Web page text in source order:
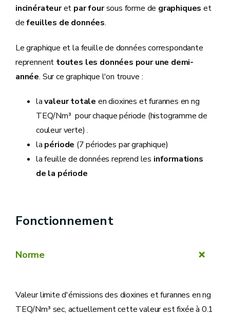
incinérateuret par foursous forme de graphiqueset
defeuilles de données.
Le graphique et la feuille de données correspondante
reprennent toutes les données pour une demi-
année. Sur ce graphique l'on trouve :
lavaleur totale en dioxines et furannes en ng
TEQ/Nm³ pour chaque période (histogramme de
couleur verte) .
la période (7 périodes par graphique)
la feuille de données reprend les informations
de la période
Fonctionnement
Norme
Valeur limite d'émissions des dioxines et furannes en ng
TEQ/Nm³ sec, actuellement cette valeur est fixée à 0.1